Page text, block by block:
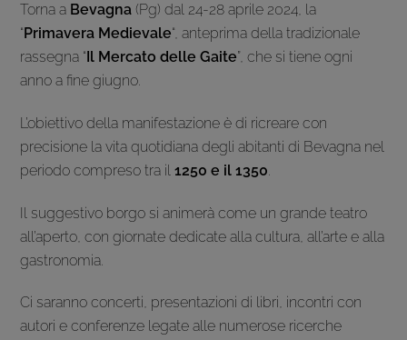
Torna a Bevagna (Pg) dal 24-28 aprile 2024, la
“Primavera Medievale“, anteprima della tradizionale
rassegna “Il Mercato delle Gaite”, che si tiene ogni
anno a fine giugno.
L’obiettivo della manifestazione è di ricreare con
precisione la vita quotidiana degli abitanti di Bevagna nel
periodo compreso tra il1250 e il 1350
Il suggestivo borgo si animerà come un grande teatro
all’aperto, con giornate dedicate alla cultura, all’arte e alla
gastronomia.
Ci saranno concerti, presentazioni di libri, incontri con
autori e conferenze legate alle numerose ricerche